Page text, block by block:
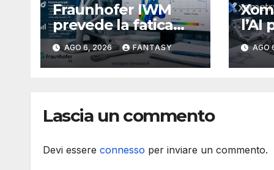
Fraunhofer IWM
prevede la fatica
dei componenti
metallici stampati in
3D
AGO 6, 2026 FANTASY
l’AI
più
AGO
Lascia un commento
Devi essere connesso per inviare un commento.